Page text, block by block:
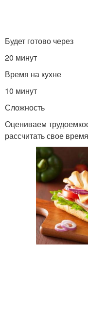
Будет готово через
20 минут
Время на кухне
10 минут
Сложность
Оцениваем
рассчитать свое